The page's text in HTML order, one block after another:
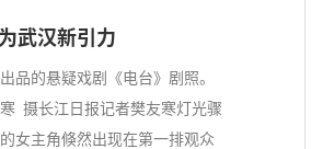
武汉新引力
品的悬疑戏剧《电台》剧照。
摄长江日报记者樊友寒灯光骤
女主角倏然出现在第一排观众